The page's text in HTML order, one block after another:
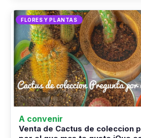
FLORES Y PLANTAS
A convenir
Venta de Cactus de coleccion